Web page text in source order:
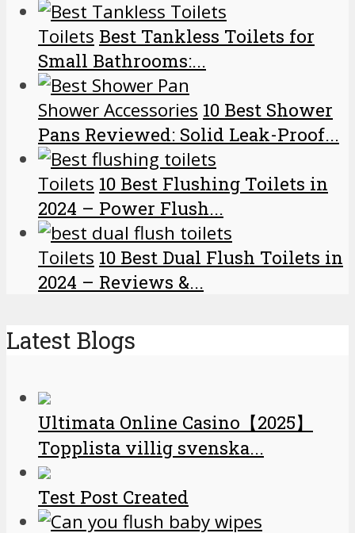
Toilets Best Tankless Toilets for
Small Bathrooms:...
Shower Accessories 10 Best Shower
Pans Reviewed: Solid Leak-Proof...
Toilets 10 Best Flushing Toilets in
2024 – Power Flush...
Toilets 10 Best Dual Flush Toilets in
2024 – Reviews &...
Latest Blogs
Ultimata Online Casino【2025】
Topplista villig svenska...
Test Post Created